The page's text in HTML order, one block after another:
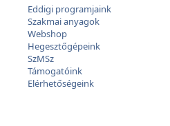
Eddigi programjaink
Szakmai anyagok
Webshop
Hegesztőgépeink
SzMSz
Támogatóink
Elérhetőségeink